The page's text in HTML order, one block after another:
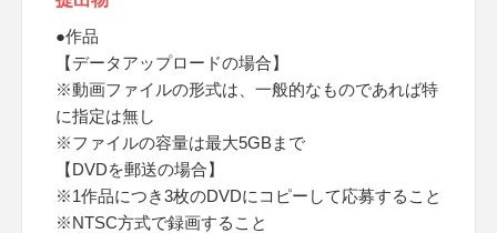
●作品
【データアップロードの場合】
※動画ファイルの形式は、一般的なものであれば特
に指定は無し
※ファイルの容量は最大5GBまで
【DVDを郵送の場合】
※1作品につき3枚のDVDにコピーして応募すること
※NTSC方式で録画すること